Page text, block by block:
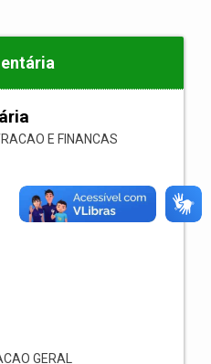
E FINANCAS
GERAL